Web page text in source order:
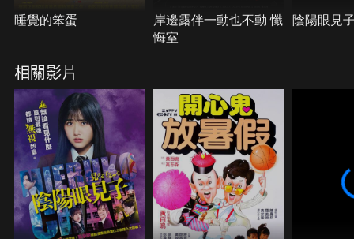
睡覺的笨蛋
岸邊露伴一動也不動 懺
悔室
陰陽眼見
相關影片